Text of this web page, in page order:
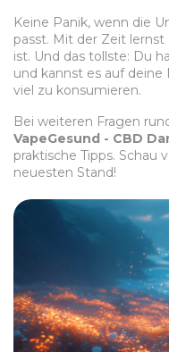
Keine Panik, wenn die
passt. Mit der Zeit
ist. Und das tollste: Du
und kannst es auf deine
viel zu konsumieren.
Bei weiteren Fragen
VapeGesund - CBD
praktische Tipps. Schau
neuesten Stand!